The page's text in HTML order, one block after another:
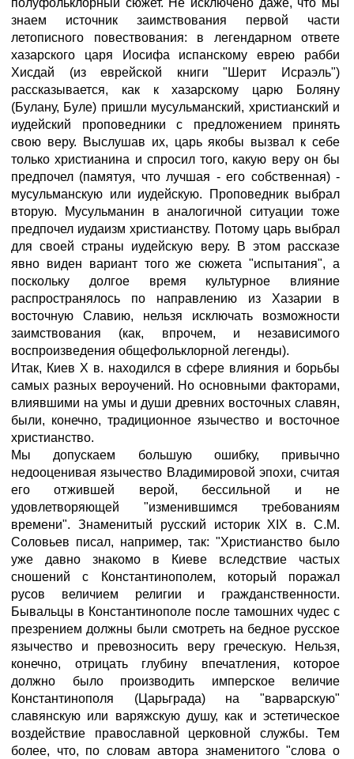
полуфольклорный сюжет. Не исключено даже, что мы
знаем источник заимствования первой части
летописного повествования: в легендарном ответе
хазарского царя Иосифа испанскому еврею рабби
Хисдай (из еврейской книги "Шерит Исраэль")
рассказывается, как к хазарскому царю Боляну
(Булану, Буле) пришли мусульманский, христианский и
иудейский проповедники с предложением принять
свою веру. Выслушав их, царь якобы вызвал к себе
только христианина и спросил того, какую веру он бы
предпочел (памятуя, что лучшая - его собственная) -
мусульманскую или иудейскую. Проповедник выбрал
вторую. Мусульманин в аналогичной ситуации тоже
предпочел иудаизм христианству. Потому царь выбрал
для своей страны иудейскую веру. В этом рассказе
явно виден вариант того же сюжета "испытания", а
поскольку долгое время культурное влияние
распространялось по направлению из Хазарии в
восточную Славию, нельзя исключать возможности
заимствования (как, впрочем, и независимого
воспроизведения общефольклорной легенды).
Итак, Киев X в. находился в сфере влияния и борьбы
самых разных вероучений. Но основными факторами,
влиявшими на умы и души древних восточных славян,
были, конечно, традиционное язычество и восточное
христианство.
Мы допускаем большую ошибку, привычно
недооценивая язычество Владимировой эпохи, считая
его отжившей верой, бессильной и не
удовлетворяющей "изменившимся требованиям
времени". Знаменитый русский историк XIX в. С.М.
Соловьев писал, например, так: "Христианство было
уже давно знакомо в Киеве вследствие частых
сношений с Константинополем, который поражал
русов величием религии и гражданственности.
Бывальцы в Константинополе после тамошних чудес с
презрением должны были смотреть на бедное русское
язычество и превозносить веру греческую. Нельзя,
конечно, отрицать глубину впечатления, которое
должно было производить имперское величие
Константинополя (Царьграда) на "варварскую"
славянскую или варяжскую душу, как и эстетическое
воздействие православной церковной службы. Тем
более, что, по словам автора знаменитого "слова о